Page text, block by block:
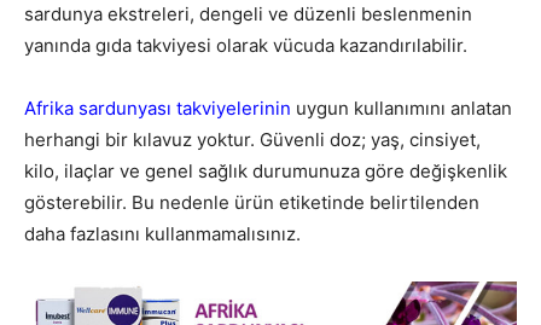
sardunya ekstreleri, dengeli ve düzenli beslenmenin
yanında gıda takviyesi olarak vücuda kazandırılabilir.
Afrika sardunyası takviyelerinin uygun kullanımını anlatan
herhangi bir kılavuz yoktur. Güvenli doz; yaş, cinsiyet,
kilo, ilaçlar ve genel sağlık durumunuza göre değişkenlik
gösterebilir. Bu nedenle ürün etiketinde belirtilenden
daha fazlasını kullanmamalısınız.